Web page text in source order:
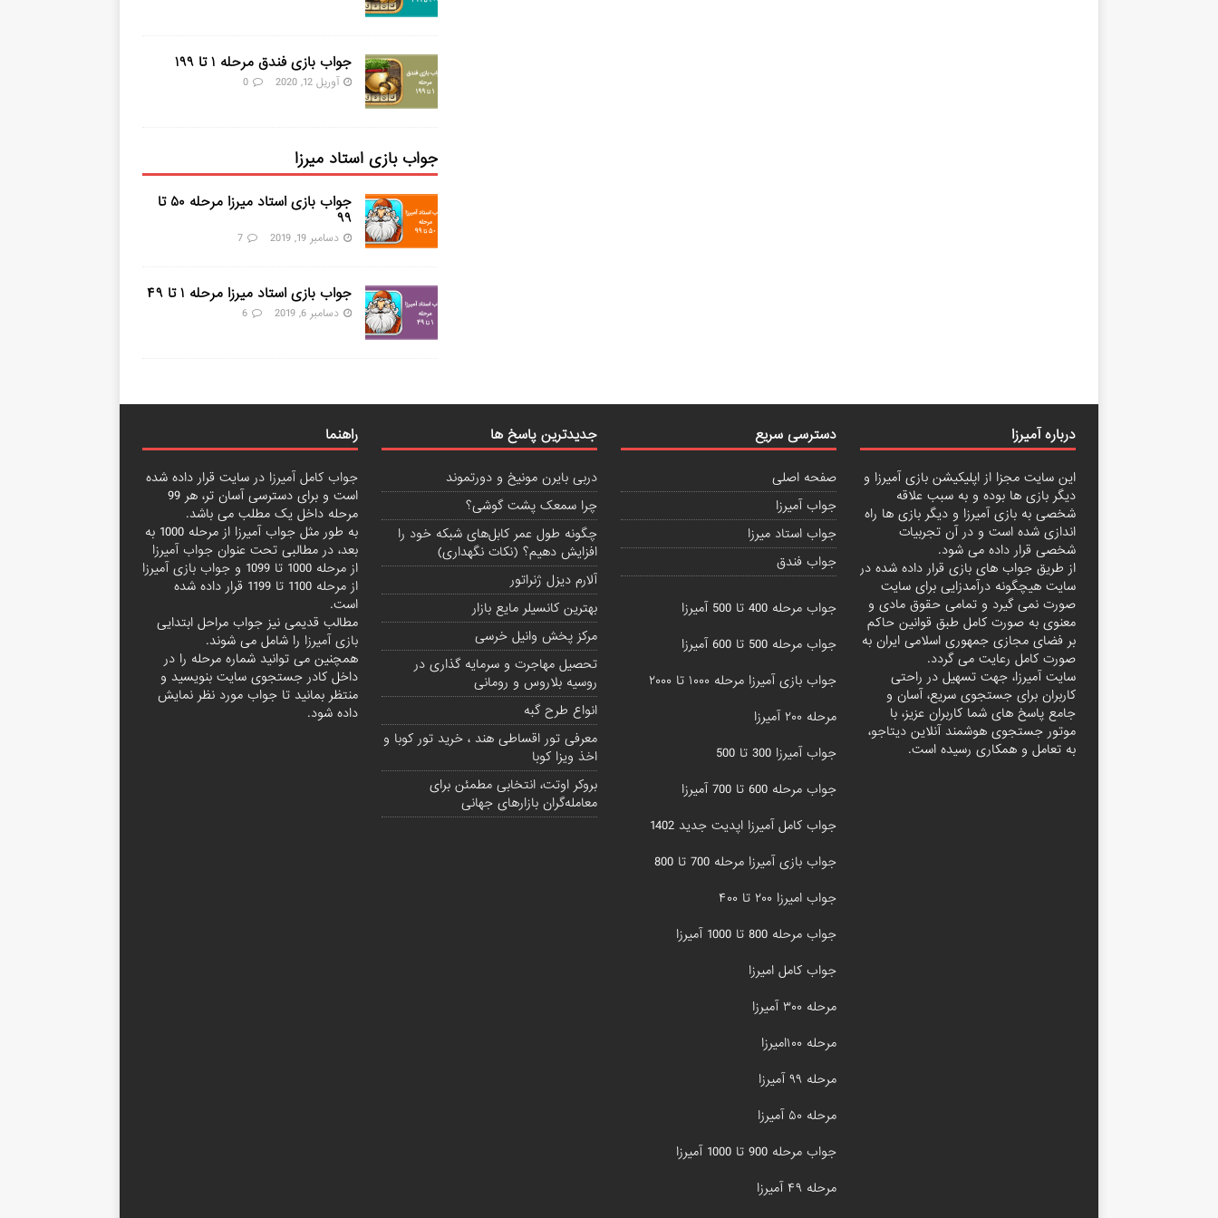
جواب بازی فندق مرحله ۱ تا ۱۹۹
آوریل 12, 2020 0
جواب بازی استاد میرزا
جواب بازی استاد میرزا مرحله ۵۰ تا
۹۹
دسامبر 19, 2019 7
جواب بازی استاد میرزا مرحله ۱ تا ۴۹
دسامبر 6, 2019 6
درباره آمیرزا
این سایت مجزا از اپلیکیشن بازی آمیرزا و
دیگر بازی ها بوده و به سبب علاقه
شخصی به بازی آمیرزا و دیگر بازی ها راه
اندازی شده است و در آن تجربیات
شخصی قرار داده می شود.
از طریق جواب های بازی قرار داده شده در
سایت هیچگونه درآمدزایی برای سایت
صورت نمی گیرد و تمامی حقوق مادی و
معنوی به صورت کامل طبق قوانین حاکم
بر فضای مجازی جمهوری اسلامی ایران به
صورت کامل رعایت می گردد.
سایت آمیرزا، جهت تسهیل در راحتی
کاربران برای جستجوی سریع، آسان و
جامع پاسخ های شما کاربران عزیز، با
موتور جستجوی هوشمند آنلاین دیتاجو،
به تعامل و همکاری رسیده است.
دسترسی سریع
صفحه اصلی
جواب آمیرزا
جواب استاد میرزا
جواب فندق
جواب مرحله 400 تا 500 آمیرزا
جواب مرحله 500 تا 600 آمیرزا
جواب بازی آمیرزا مرحله ۱۰۰۰ تا ۲۰۰۰
مرحله ۲۰۰ آمیرزا
جواب آمیرزا 300 تا 500
جواب مرحله 600 تا 700 آمیرزا
جواب کامل آمیرزا اپدیت جدید 1402
جواب بازی آمیرزا مرحله 700 تا 800
جواب امیرزا ۲۰۰ تا ۴۰۰
جواب مرحله 800 تا 1000 آمیرزا
جواب کامل امیرزا
مرحله ۳۰۰ آمیرزا
مرحله ۱۰۰امیرزا
مرحله ۹۹ آمیرزا
مرحله ۵۰ آمیرزا
جواب مرحله 900 تا 1000 آمیرزا
مرحله ۴۹ آمیرزا
جدیدترین پاسخ ها
دربی بایرن مونیخ و دورتموند
چرا سمعک پشت گوشی؟
چگونه طول عمر کابل‌های شبکه خود را
افزایش دهیم؟ (نکات نگهداری)
آلارم دیزل ژنراتور
بهترین کانسیلر مایع بازار
مرکز پخش وانیل خرسی
تحصیل مهاجرت و سرمایه گذاری در
روسیه بلاروس و رومانی
انواع طرح گبه
معرفی تور اقساطی هند ، خرید تور کوبا و
اخذ ویزا کوبا
بروکر اوتت، انتخابی مطمئن برای
معامله‌گران بازارهای جهانی
راهنما
جواب کامل آمیرزا در سایت قرار داده شده
است و برای دسترسی آسان تر، هر 99
مرحله داخل یک مطلب می باشد.
به طور مثل جواب آمیرزا از مرحله 1000 به
بعد، در مطالبی تحت عنوان جواب آمیرزا
از مرحله 1000 تا 1099
و جواب بازی آمیرزا
از مرحله 1100 تا 1199
قرار داده شده
است.
مطالب قدیمی نیز جواب مراحل ابتدایی
بازی آمیرزا را شامل می شوند.
همچنین می توانید شماره مرحله را در
داخل کادر جستجوی سایت بنویسید و
منتظر بمانید تا جواب مورد نظر نمایش
داده شود.